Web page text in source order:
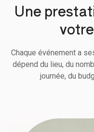
Une
Chaque événement a
dépend du lieu, du
journée, du